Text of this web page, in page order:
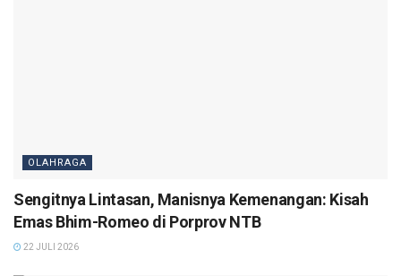
OLAHRAGA
Sengitnya Lintasan, Manisnya Kemenangan: Kisah
Emas Bhim-Romeo di Porprov NTB
22 JULI 2026